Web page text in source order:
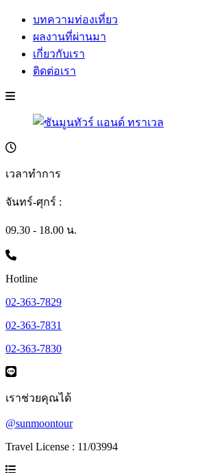
บทความท่องเที่ยว
ผลงานที่ผ่านมา
เกี่ยวกับเรา
ติดต่อเรา
เวลาทำการ
จันทร์-ศุกร์ :
09.30 - 18.00 น.
Hotline
02-363-7829
02-363-7831
02-363-7830
เราช่วยคุณได้
@sunmoontour
Travel License : 11/03994